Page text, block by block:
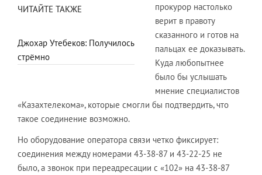
ЧИТАЙТЕ ТАКЖЕ
Джохар Утебеков: Получилось
стрёмно
прокурор настолько
верит в правоту
сказанного и готов на
пальцах ее доказывать.
Куда любопытнее
было бы услышать
мнение специалистов
«Казахтелекома», которые смогли бы подтвердить, что
такое соединение возможно.
Но оборудование оператора связи четко фиксирует:
соединения между номерами 43-38-87 и 43-22-25 не
было, а звонок при переадресации с «102» на 43-38-87